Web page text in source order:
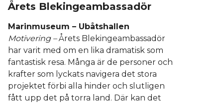
Årets Blekingeambassadör
Marinmuseum – Ubåtshallen
Motivering –Årets Blekingeambassadör
har varit med om en lika dramatisk som
fantastisk resa. Många är de personer och
krafter som lyckats navigera det stora
projektet förbi alla hinder och slutligen
fått upp det på torra land. Där kan det